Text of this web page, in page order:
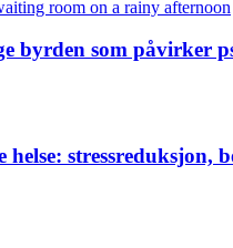
byrden som påvirker
stressreduksjon,